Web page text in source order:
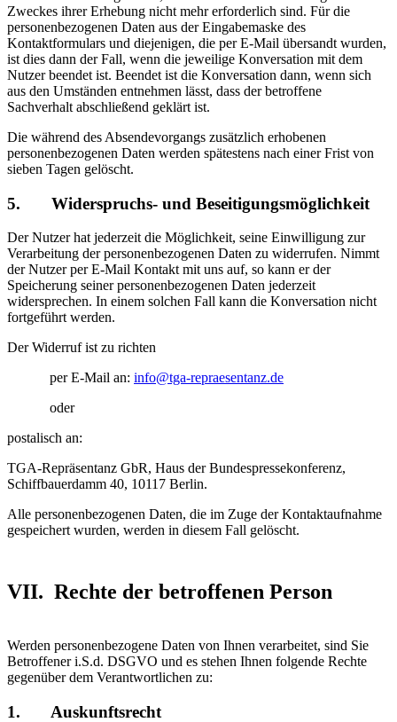
Zweckes ihrer Erhebung nicht mehr erforderlich sind. Für die
personenbezogenen Daten aus der Eingabemaske des
Kontaktformulars und diejenigen, die per E-Mail übersandt wurden,
ist dies dann der Fall, wenn die jeweilige Konversation mit dem
Nutzer beendet ist. Beendet ist die Konversation dann, wenn sich
aus den Umständen entnehmen lässt, dass der betroffene
Sachverhalt abschließend geklärt ist.
Die während des Absendevorgangs zusätzlich erhobenen
personenbezogenen Daten werden spätestens nach einer Frist von
sieben Tagen gelöscht.
5. Widerspruchs- und Beseitigungsmöglichkeit
Der Nutzer hat jederzeit die Möglichkeit, seine Einwilligung zur
Verarbeitung der personenbezogenen Daten zu widerrufen. Nimmt
der Nutzer per E-Mail Kontakt mit uns auf, so kann er der
Speicherung seiner personenbezogenen Daten jederzeit
widersprechen. In einem solchen Fall kann die Konversation nicht
fortgeführt werden.
Der Widerruf ist zu richten
per E-Mail an: info@tga-repraesentanz.de
oder
postalisch an:
TGA-Repräsentanz GbR, Haus der Bundespressekonferenz,
Schiffbauerdamm 40, 10117 Berlin.
Alle personenbezogenen Daten, die im Zuge der Kontaktaufnahme
gespeichert wurden, werden in diesem Fall gelöscht.
VII. Rechte der betroffenen Person
Werden personenbezogene Daten von Ihnen verarbeitet, sind Sie
Betroffener i.S.d. DSGVO und es stehen Ihnen folgende Rechte
gegenüber dem Verantwortlichen zu:
1. Auskunftsrecht